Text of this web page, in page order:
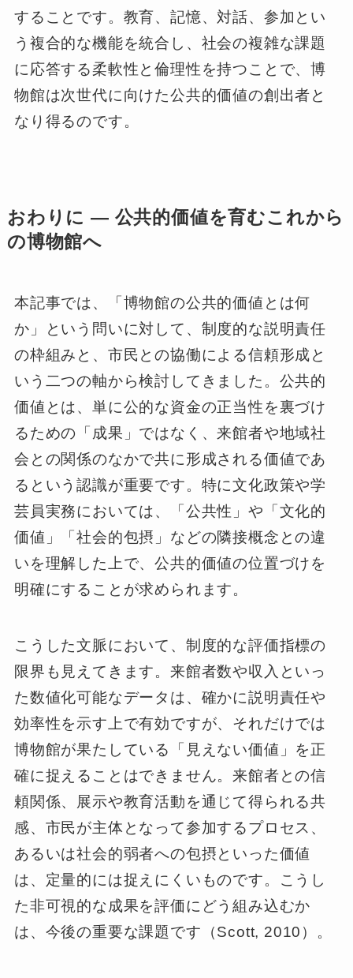
することです。教育、記憶、対話、参加とい
う複合的な機能を統合し、社会の複雑な課題
に応答する柔軟性と倫理性を持つことで、博
物館は次世代に向けた公共的価値の創出者と
なり得るのです。
おわりに ― 公共的価値を育むこれから
の博物館へ
本記事では、「博物館の公共的価値とは何
か」という問いに対して、制度的な説明責任
の枠組みと、市民との協働による信頼形成と
いう二つの軸から検討してきました。公共的
価値とは、単に公的な資金の正当性を裏づけ
るための「成果」ではなく、来館者や地域社
会との関係のなかで共に形成される価値であ
るという認識が重要です。特に文化政策や学
芸員実務においては、「公共性」や「文化的
価値」「社会的包摂」などの隣接概念との違
いを理解した上で、公共的価値の位置づけを
明確にすることが求められます。
こうした文脈において、制度的な評価指標の
限界も見えてきます。来館者数や収入といっ
た数値化可能なデータは、確かに説明責任や
効率性を示す上で有効ですが、それだけでは
博物館が果たしている「見えない価値」を正
確に捉えることはできません。来館者との信
頼関係、展示や教育活動を通じて得られる共
感、市民が主体となって参加するプロセス、
あるいは社会的弱者への包摂といった価値
は、定量的には捉えにくいものです。こうし
た非可視的な成果を評価にどう組み込むか
は、今後の重要な課題です（Scott, 2010）。